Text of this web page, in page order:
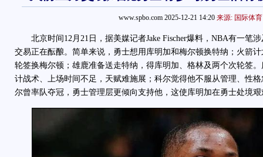
www.spbo.com 2025-12-21 14:20 来源: 国际体育
北京时间12月21日，据美媒记者Jake Fischer爆料，NBA有一笔
交易正在酝酿。简单来说，勇士想用库明加和梅尔顿换特纳；火箭
轮签换梅尔顿；雄鹿准备送走特纳，得库明加、格林及两个次轮签
计战术、上场时间不足，天赋难施展；科尔觉得他不服从管理、性
尔曾率队夺冠，勇士管理层更倾向支持他，这使库明加在勇士处境